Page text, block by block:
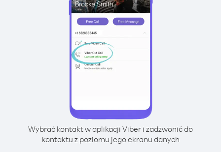
Wybrać kontakt w aplikacji Viber i zadzwonić do
kontaktu z poziomu jego ekranu danych